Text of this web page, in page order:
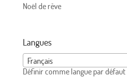
Noël de rêve
Langues
Français
Définir comme langue par défaut